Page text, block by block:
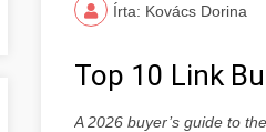
Írta: Kovács Dorina
Top 10 Link
A 2026 buyer’s guide to